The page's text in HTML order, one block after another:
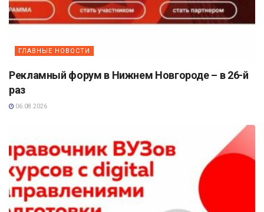
ГЛАВНЫЕ НОВОСТИ
Рекламный форум в Нижнем Новгороде – в 26-й
раз
06.08.2026